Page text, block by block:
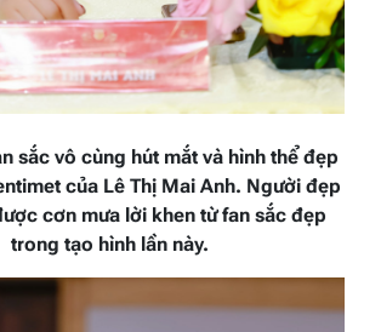
sắc vô cùng hút mắt và hình thể đẹp
của Lê Thị Mai Anh. Người đẹp
cơn mưa lời khen từ fan sắc đẹp
trong tạo hình lần này.